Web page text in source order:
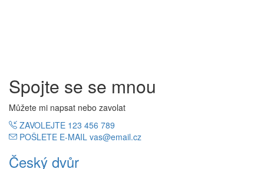
Spojte se se mnou
Můžete mi napsat nebo zavolat
ZAVOLEJTE 123 456 789
POŠLETE E-MAIL vas@email.cz
Český dvůr